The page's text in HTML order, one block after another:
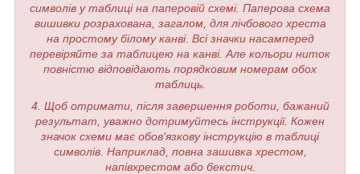
символів у таблиці на паперовій схемі. Паперова схема
вишивки розрахована, загалом, для лічбового хреста
на простому білому канві. Всі значки насамперед
перевіряйте за таблицею на канві. Але кольори ниток
повністю відповідають порядковим номерам обох
таблиць.
4. Щоб отримати, після завершення роботи, бажаний
результат, уважно дотримуйтесь інструкції. Кожен
значок схеми має обов'язкову інструкцію в таблиці
символів. Наприклад, повна зашивка хрестом,
напівхрестом або бекстич.